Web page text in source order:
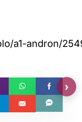
a1-andron/
›